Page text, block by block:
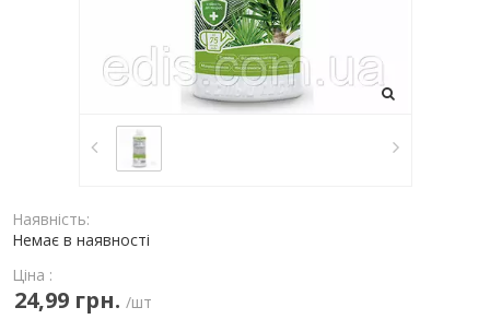
Наявність:
Немає в наявності
Ціна :
24,99 грн. /шт